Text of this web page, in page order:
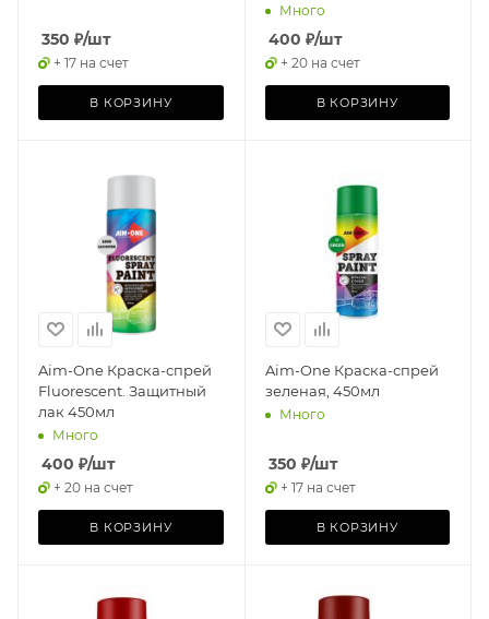
350 ₽/шт
+ 17 на счет
В КОРЗИНУ
Много
400 ₽/шт
+ 20 на счет
В КОРЗИНУ
Aim-One Краска-спрей
Fluorescent. Защитный
лак 450мл
Много
400 ₽/шт
+ 20 на счет
В КОРЗИНУ
Aim-One Краска-спрей
зеленая, 450мл
Много
350 ₽/шт
+ 17 на счет
В КОРЗИНУ